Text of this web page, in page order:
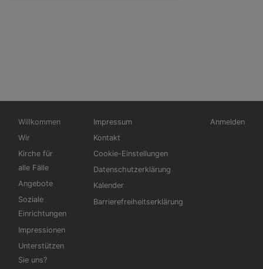
Hauptnavigation
Willkommen
Wir
Kirche für
alle Fälle
Angebote
Soziale
Einrichtungen
Impressionen
Unterstützen
Sie uns?
Fußbereichsmenü
Impressum
Kontakt
Cookie-Einstellungen
Datenschutzerklärung
Kalender
Barrierefreiheitserklärung
Anmelden